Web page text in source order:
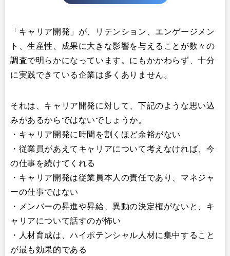
「キャリア開発」が、リテンション、エンゲージメン
ト、生産性、成果に大きな影響を与えることが数々の
調査で明らかになっています。にもかかわらず、十分
に実践できている企業は多くありません。
それは、キャリア開発に対して、下記のような思い込
みがあるからではないでしょうか。
・キャリア開発に時間を割くほど余裕がない
・従業員があえてキャリアについて考えなければ、今
の仕事を続けてくれる
・キャリア開発は従業員本人の責任であり、マネジャ
ーの仕事ではない
・メンバーの昇進や昇給、異動の決定権がないと、キ
ャリアについて話すのが怖い
・人材育成は、ハイポテンシャル人材に集中すること
が最も効果的である